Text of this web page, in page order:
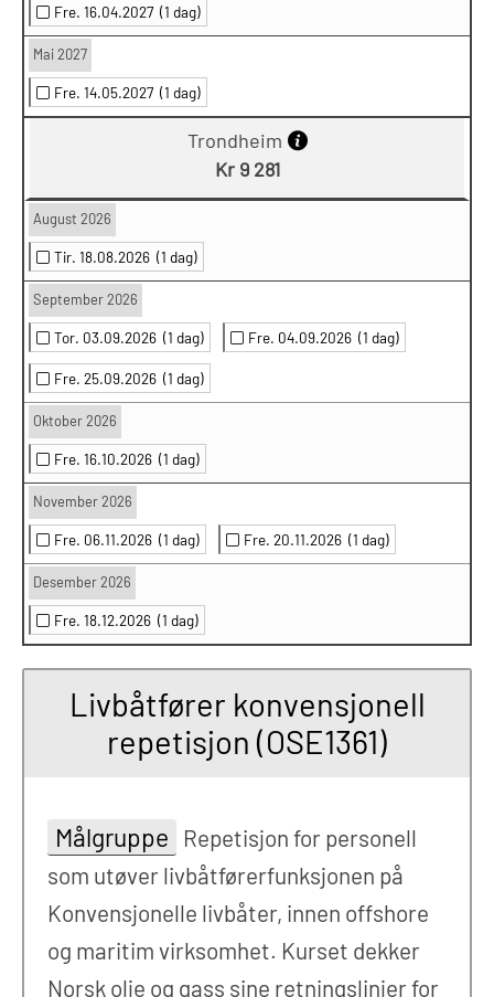
Fre. 16.04.2027 (1 dag)
Mai 2027
Fre. 14.05.2027 (1 dag)
Trondheim
Kr 9 281
August 2026
Tir. 18.08.2026 (1 dag)
September 2026
Tor. 03.09.2026 (1 dag) Fre. 04.09.2026 (1 dag)
Fre. 25.09.2026 (1 dag)
Oktober 2026
Fre. 16.10.2026 (1 dag)
November 2026
Fre. 06.11.2026 (1 dag) Fre. 20.11.2026 (1 dag)
Desember 2026
Fre. 18.12.2026 (1 dag)
Livbåtfører konvensjonell
repetisjon (OSE1361)
Målgruppe
Repetisjon for personell
som utøver livbåtførerfunksjonen på
Konvensjonelle livbåter, innen offshore
og maritim virksomhet. Kurset dekker
Norsk olje og gass sine retningslinjer for